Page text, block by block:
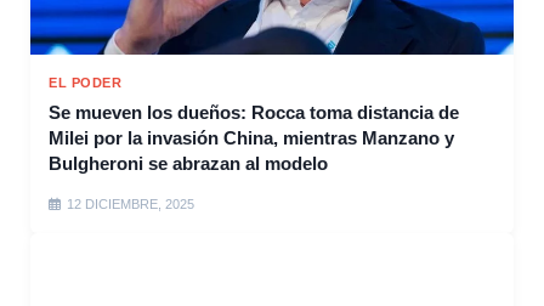
EL PODER
Se mueven los dueños: Rocca toma distancia de
Milei por la invasión China, mientras Manzano y
Bulgheroni se abrazan al modelo
12 DICIEMBRE, 2025